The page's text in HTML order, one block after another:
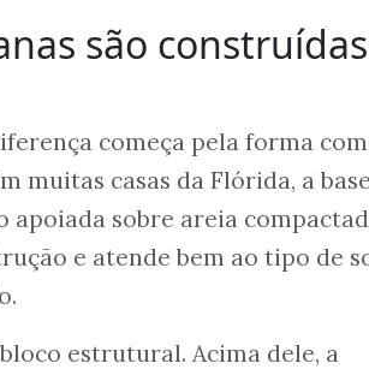
são
começa pela forma
muitas casas da Flórida, a
apoiada sobre areia
e atende bem ao tipo de
estrutural. Acima dele, a